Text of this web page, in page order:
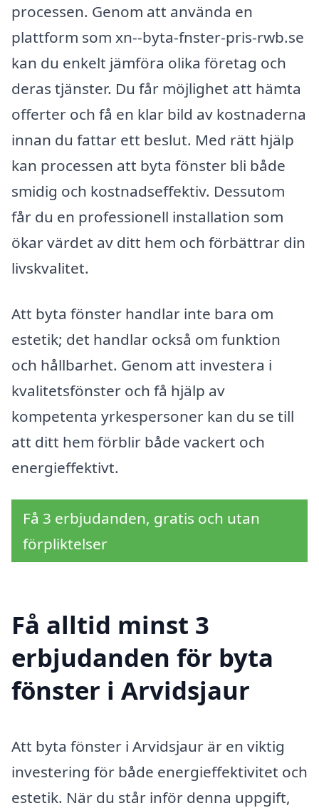
processen. Genom att använda en
plattform som xn--byta-fnster-pris-rwb.se
kan du enkelt jämföra olika företag och
deras tjänster. Du får möjlighet att hämta
offerter och få en klar bild av kostnaderna
innan du fattar ett beslut. Med rätt hjälp
kan processen att byta fönster bli både
smidig och kostnadseffektiv. Dessutom
får du en professionell installation som
ökar värdet av ditt hem och förbättrar din
livskvalitet.
Att byta fönster handlar inte bara om
estetik; det handlar också om funktion
och hållbarhet. Genom att investera i
kvalitetsfönster och få hjälp av
kompetenta yrkespersoner kan du se till
att ditt hem förblir både vackert och
energieffektivt.
Få 3 erbjudanden, gratis och utan
förpliktelser
Få alltid minst 3
erbjudanden för byta
fönster i Arvidsjaur
Att byta fönster i Arvidsjaur är en viktig
investering för både energieffektivitet och
estetik. När du står inför denna uppgift,